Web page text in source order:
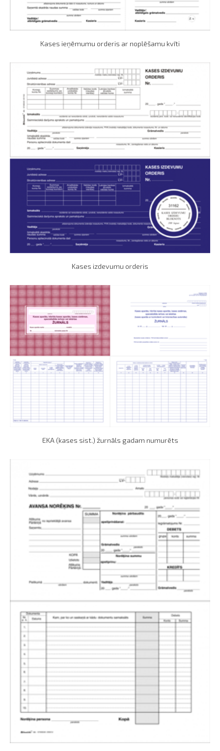
Kases ieņēmumu orderis ar noplēšamu kvīti
Kases izdevumu orderis
EKA (kases sist.) žurnāls gadam numurēts